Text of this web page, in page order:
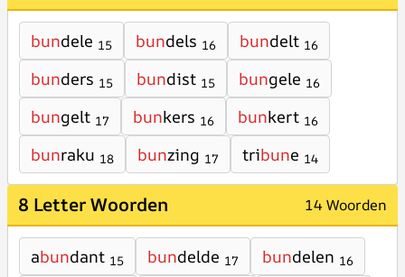
bundele 15 bundels 16 bundelt 16
bunders 15 bundist 15 bungele 16
bungelt 17 bunkers 16 bunkert 16
bunraku 18 bunzing 17 tribune 14
8 Letter Woorden 14 Woorden
abundant 15 bundelde 17 bundelen 16